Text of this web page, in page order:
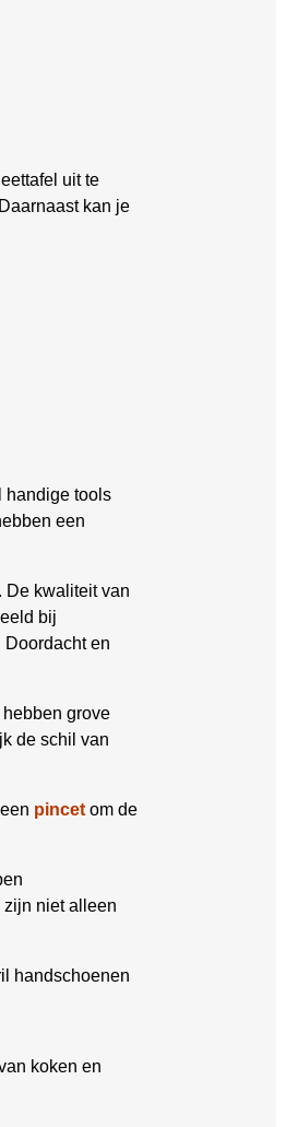
uit te
kan je
handige tools
een
De kwaliteit van
bij
en
grove
de schil van
pincet om de
zijn niet alleen
handschoenen
koken en